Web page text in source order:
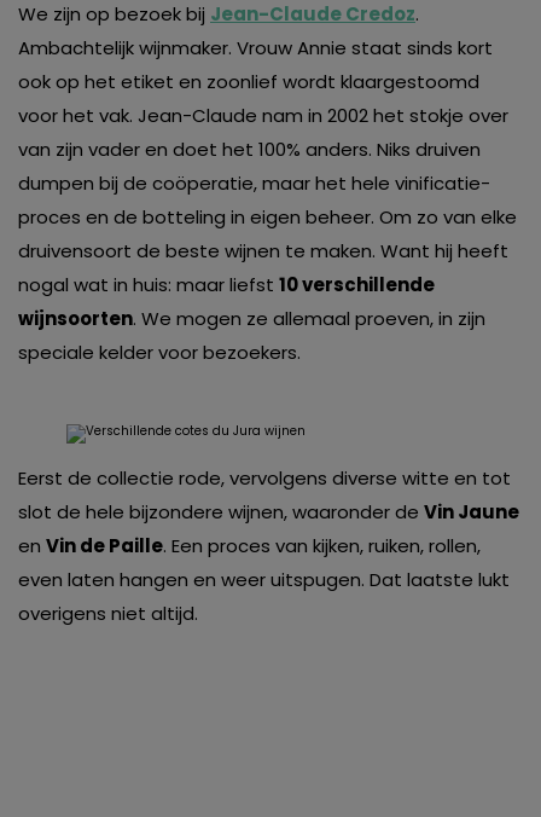
We zijn op bezoek bij Jean-Claude Credoz.
Ambachtelijk wijnmaker. Vrouw Annie staat sinds kort
ook op het etiket en zoonlief wordt klaargestoomd
voor het vak. Jean-Claude nam in 2002 het stokje over
van zijn vader en doet het 100% anders. Niks druiven
dumpen bij de coöperatie, maar het hele vinificatie-
proces en de botteling in eigen beheer. Om zo van elke
druivensoort de beste wijnen te maken. Want hij heeft
nogal wat in huis: maar liefst 10 verschillende
wijnsoorten. We mogen ze allemaal proeven, in zijn
speciale kelder voor bezoekers.
Eerst de collectie rode, vervolgens diverse witte en tot
slot de hele bijzondere wijnen, waaronder de Vin Jaune
en Vin de Paille. Een proces van kijken, ruiken, rollen,
even laten hangen en weer uitspugen. Dat laatste lukt
overigens niet altijd.